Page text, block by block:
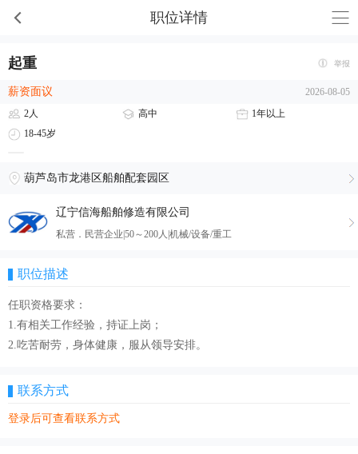
职位详情
起重 举报
薪资面议
2026-08-05
2人
高中
1年以上
18-45岁
葫芦岛市龙港区船舶配套园区
辽宁信海船舶修造有限公司
私营．民营企业|50～200人|机械/设备/重工
职位描述
任职资格要求：
1.有相关工作经验，持证上岗；
2.吃苦耐劳，身体健康，服从领导安排。
联系方式
登录后可查看联系方式